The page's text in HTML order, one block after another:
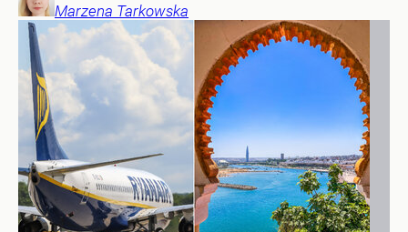
Marzena Tarkowska